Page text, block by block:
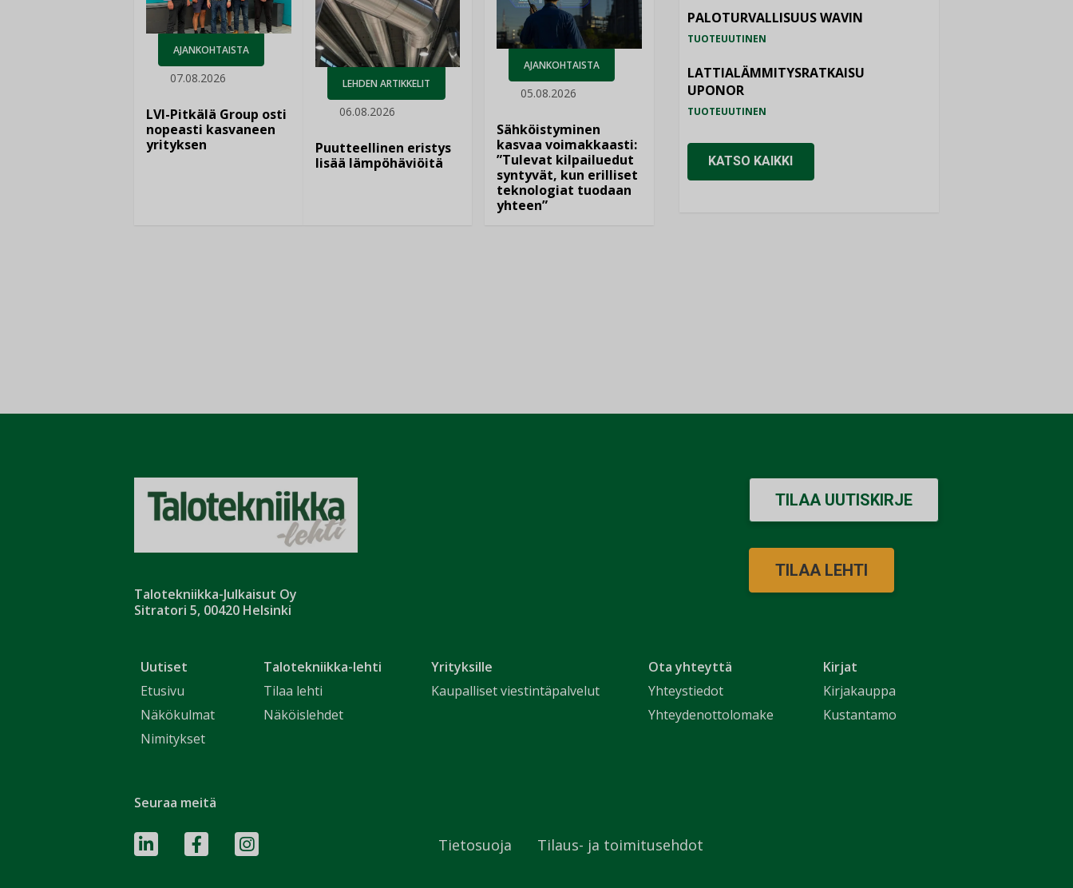
AJANKOHTAISTA
07.08.2026
LVI-Pitkälä Group osti
nopeasti kasvaneen
yrityksen
LEHDEN ARTIKKELIT
06.08.2026
Puutteellinen eristys
lisää lämpöhäviöitä
AJANKOHTAISTA
05.08.2026
Sähköistyminen
kasvaa voimakkaasti:
”Tulevat kilpailuedut
syntyvät, kun erilliset
teknologiat tuodaan
yhteen”
PALOTURVALLISUUS WAVIN
TUOTEUUTINEN
LATTIALÄMMITYSRATKAISU
UPONOR
TUOTEUUTINEN
KATSO KAIKKI
Talotekniikka-Julkaisut Oy
Sitratori 5, 00420 Helsinki
Uutiset
Etusivu
Näkökulmat
Nimitykset
Talotekniikka-lehti
Tilaa lehti
Näköislehdet
Yrityksille
Kaupalliset viestintäpalvelut
Ota yhteyttä
Yhteystiedot
Yhteydenottolomake
Kirjat
Kirjakauppa
Kustantamo
TILAA UUTISKIRJE
TILAA LEHTI
Seuraa meitä
Tietosuoja Tilaus- ja toimitusehdot